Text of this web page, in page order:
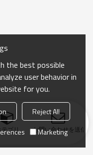
ゴリ お問い合わせを送信
the best possible
user behavior in
for you.
Reject All
Marketing